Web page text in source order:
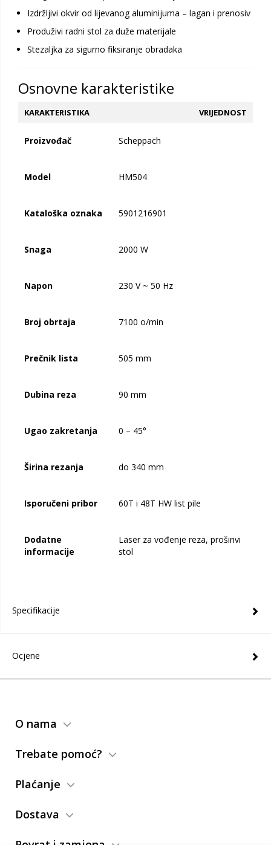
Izdržljivi okvir od lijevanog aluminijuma – lagan i prenosiv
Produživi radni stol za duže materijale
Stezaljka za sigurno fiksiranje obradaka
Osnovne karakteristike
KARAKTERISTIKA VRIJEDNOST
Proizvođač Scheppach
Model HM504
Kataloška oznaka 5901216901
Snaga 2000 W
Napon 230 V ~ 50 Hz
Broj obrtaja 7100 o/min
Prečnik lista 505 mm
Dubina reza 90 mm
Ugao zakretanja 0 – 45°
Širina rezanja do 340 mm
Isporučeni pribor 60T i 48T HW list pile
Dodatne
informacije
Laser za vođenje reza, proširivi
stol
Specifikacije
Ocjene
O nama
Trebate pomoć?
Plaćanje
Dostava